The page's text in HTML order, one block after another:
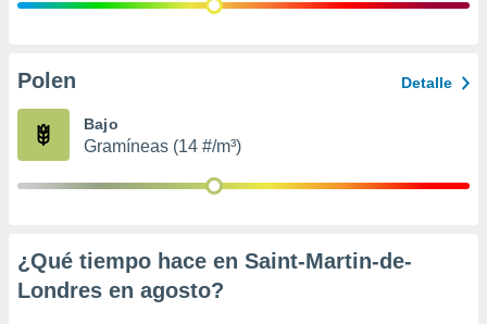
publicidad
de
Polen Detalle
Bajo
Gramíneas (14 #/m³)
¿Qué tiempo hace en Saint-Martin-de-
Londres en agosto?